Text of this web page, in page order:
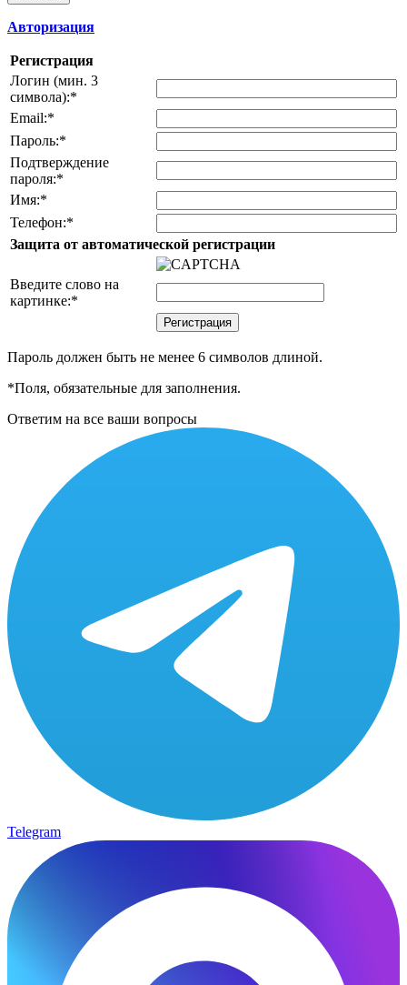
Авторизация
Регистрация
Логин (мин. 3
символа):*
Email:*
Пароль:*
Подтверждение
пароля:*
Имя:*
Телефон:*
Защита от автоматической регистрации
Введите слово на
картинке:*
Пароль должен быть не менее 6 символов длиной.
*Поля, обязательные для заполнения.
Ответим на все ваши вопросы
Telegram